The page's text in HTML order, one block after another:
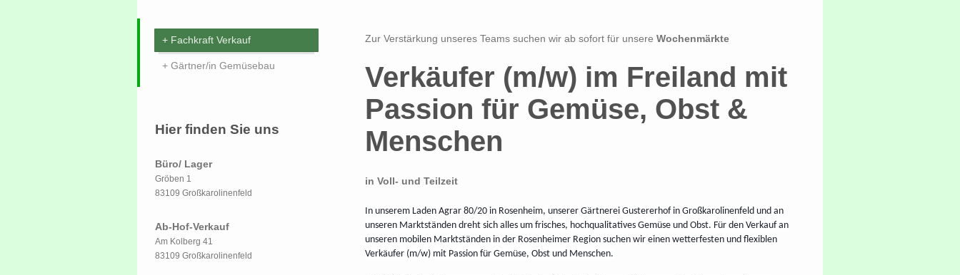
Zur Verstärkung unseres Teams suchen wir ab sofort für unsere Wochenmärkte
Verkäufer (m/w) im Freiland mit
Passion für Gemüse, Obst &
Menschen
in Voll- und Teilzeit
In unserem Laden Agrar 80/20 in Rosenheim, unserer Gärtnerei Gustererhof in Großkarolinenfeld und an
unseren Marktständen dreht sich alles um frisches, hochqualitatives Gemüse und Obst. Für den Verkauf an
unseren mobilen Marktständen in der Rosenheimer Region suchen wir einen wetterfesten und flexiblen
Verkäufer (m/w) mit Passion für Gemüse, Obst und Menschen.
Fachkraft Verkauf
Gärtner/in Gemüsebau
Hier finden Sie uns
Büro/ Lager
Gröben 1
83109 Großkarolinenfeld
Ab-Hof-Verkauf
Am Kolberg 41
83109 Großkarolinenfeld